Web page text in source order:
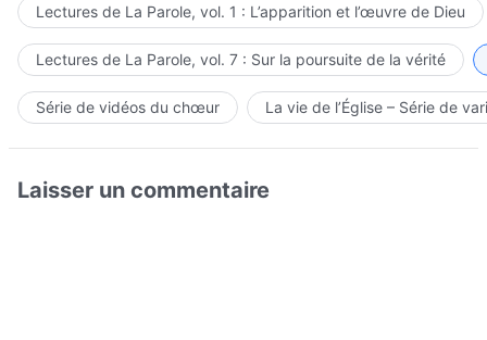
Lectures de La Parole, vol. 1 : L’apparition et l’œuvre de Dieu
Lectures de La Parole, vol. 7 : Sur la poursuite de la vérité
Série de vidéos du chœur La vie de l’Église – Série de
Laisser un commentaire